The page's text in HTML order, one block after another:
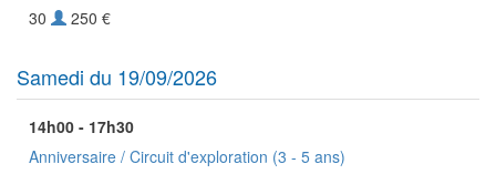
30
250 €
Samedi du 19/09/2026
14h00 - 17h30
Anniversaire / Circuit d'exploration (3 - 5 ans)